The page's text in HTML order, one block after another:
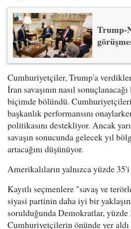
Trump-
Cumhuriyetçiler, Trump'a
İran savaşının nasıl
biçimde bölündü.
başkanlık performansını
politikasını destekliyor. Ancak
savaşın sonucunda gelecek yıl
artacağını düşünüyor.
Amerikalıların yalnızca yüzde
Kayıtlı seçmenlere "savaş ve
siyasi partinin daha iyi bir
sorulduğunda Demokratlar, yüzde
Cumhuriyetçilerin önünde yer aldı